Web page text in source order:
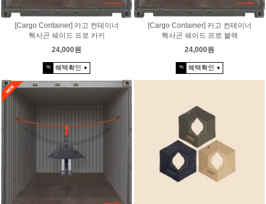
[Cargo Container] 카고 컨테이너
헥사곤 쉐이드 프로 카키
24,000원
% 혜택확인 ▼
[Cargo Container] 카고 컨테이너
헥사곤 쉐이드 프로 블랙
24,000원
% 혜택확인 ▼